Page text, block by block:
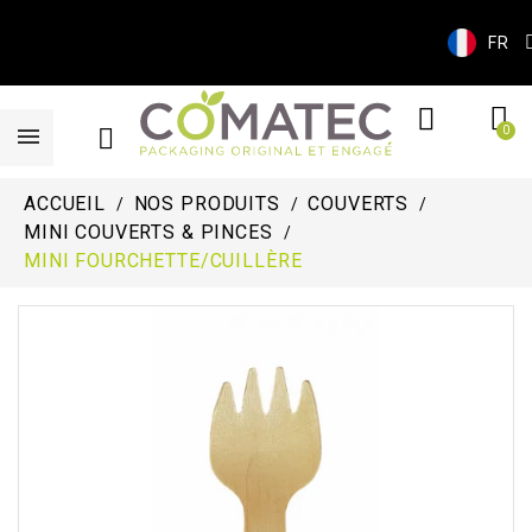
FR
ACCUEIL NOS PRODUITS
COUVERTS
MINI COUVERTS & PINCES
MINI FOURCHETTE/CUILLÈRE